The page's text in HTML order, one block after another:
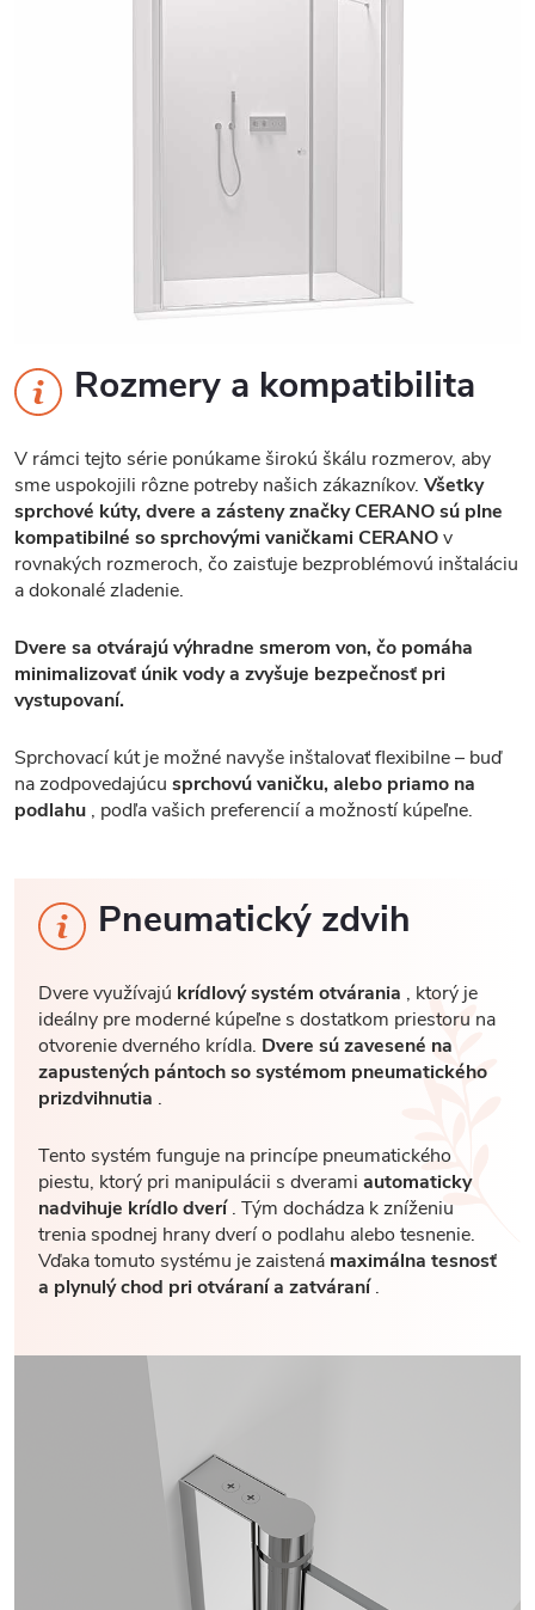
Rozmery a kompatibilita
V rámci tejto série ponúkame širokú škálu rozmerov, aby
sme uspokojili rôzne potreby našich zákazníkov. Všetky
sprchové kúty, dvere a zásteny značky CERANO sú plne
kompatibilné so sprchovými vaničkami CERANOv
rovnakých rozmeroch, čo zaisťuje bezproblémovú inštaláciu
a dokonalé zladenie.
Dvere sa otvárajú výhradne smerom von, čo pomáha
minimalizovať únik vody a zvyšuje bezpečnosť pri
vystupovaní.
Sprchovací kút je možné navyše inštalovať flexibilne – buď
na zodpovedajúcu sprchovú vaničku, alebo priamo na
podlahu , podľa vašich preferencií a možností kúpeľne.
Pneumatický zdvih
Dvere využívajú krídlový systém otvárania , ktorý je
ideálny pre moderné kúpeľne s dostatkom priestoru na
otvorenie dverného krídla. Dvere sú zavesené na
zapustených pántoch so systémom pneumatického
prizdvihnutia .
Tento systém funguje na princípe pneumatického
piestu, ktorý pri manipulácii s dverami automaticky
nadvihuje krídlo dverí. Tým dochádza k zníženiu
trenia spodnej hrany dverí o podlahu alebo tesnenie.
Vďaka tomuto systému je zaistená maximálna tesnosť
a plynulý chod pri otváraní a zatváraní.